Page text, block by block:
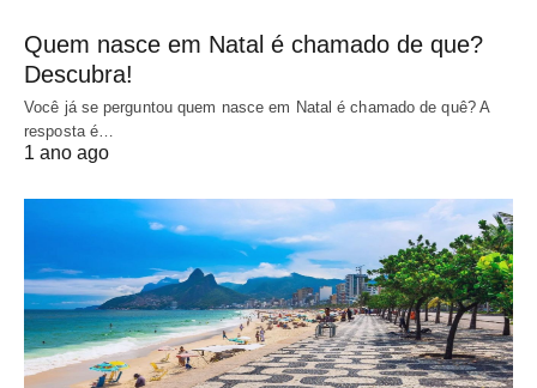
Quem nasce em Natal é chamado de que?
Descubra!
Você já se perguntou quem nasce em Natal é chamado de quê? A
resposta é…
1 ano ago